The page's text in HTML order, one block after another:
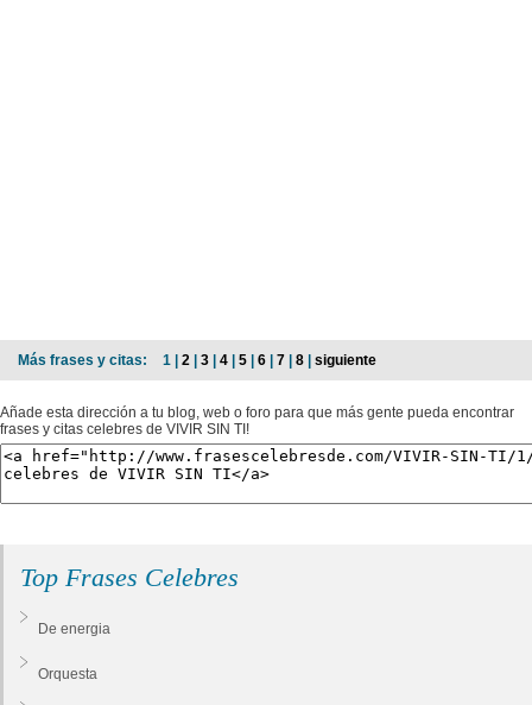
Más frases y citas: 1 | 2 | 3 | 4 | 5 | 6 | 7 | 8 | siguiente
Añade esta dirección a tu blog, web o foro para que más gente pueda encontrar
frases y citas celebres de VIVIR SIN TI!
Top Frases Celebres
De energia
Orquesta